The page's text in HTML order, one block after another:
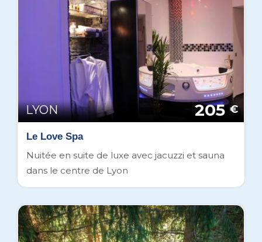
LYON 205 €
Le Love Spa
Nuitée en suite de luxe avec jacuzzi et sauna
dans le centre de Lyon